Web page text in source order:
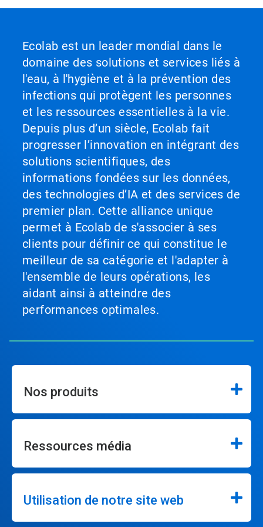
Ecolab est un leader mondial dans le
domaine des solutions et services liés à
l'eau, à l'hygiène et à la prévention des
infections qui protègent les personnes
et les ressources essentielles à la vie.
Depuis plus d’un siècle, Ecolab fait
progresser l’innovation en intégrant des
solutions scientifiques, des
informations fondées sur les données,
des technologies d’IA et des services de
premier plan. Cette alliance unique
permet à Ecolab de s'associer à ses
clients pour définir ce qui constitue le
meilleur de sa catégorie et l'adapter à
l'ensemble de leurs opérations, les
aidant ainsi à atteindre des
performances optimales.
Nos produits
Ressources média
Utilisation de notre site web